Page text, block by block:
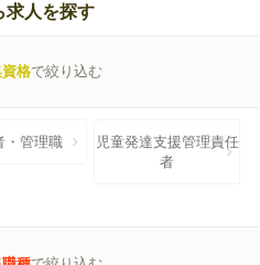
求人を探す
格で絞り込む
・管理職
児童発達支援管理責任
者